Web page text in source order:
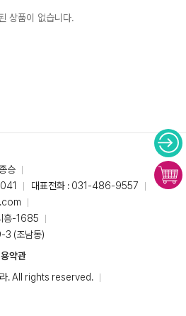
상품이 없습니다.
승
대표전화 : 031-486-9557
흥-1685
3 (조남동)
약관
. All rights reserved.